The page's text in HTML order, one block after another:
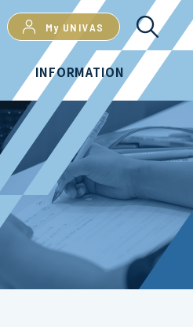
My UNIVAS
INFORMATION